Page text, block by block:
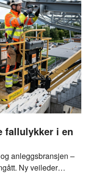
fallulykker i en
anleggsbransjen –
Ny veileder